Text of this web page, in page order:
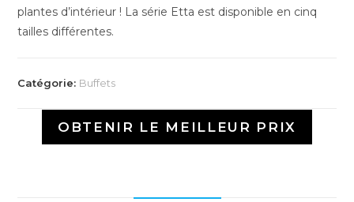
plantes d’intérieur ! La série Etta est disponible en cinq
tailles différentes.
Catégorie: Buffets
OBTENIR LE MEILLEUR PRIX